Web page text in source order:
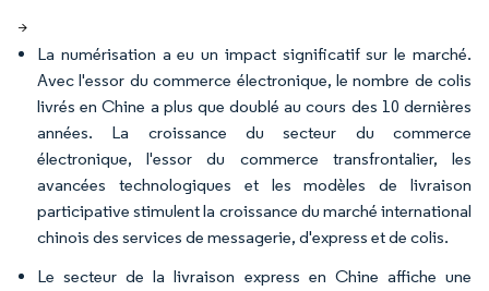
>
La numérisation a eu un impact significatif sur le marché.
Avec l'essor du commerce électronique, le nombre de colis
livrés en Chine a plus que doublé au cours des 10 dernières
années. La croissance du secteur du commerce
électronique, l'essor du commerce transfrontalier, les
avancées technologiques et les modèles de livraison
participative stimulent la croissance du marché international
chinois des services de messagerie, d'express et de colis.
Le secteur de la livraison express en Chine affiche une